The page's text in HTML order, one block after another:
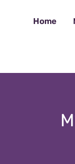
Home